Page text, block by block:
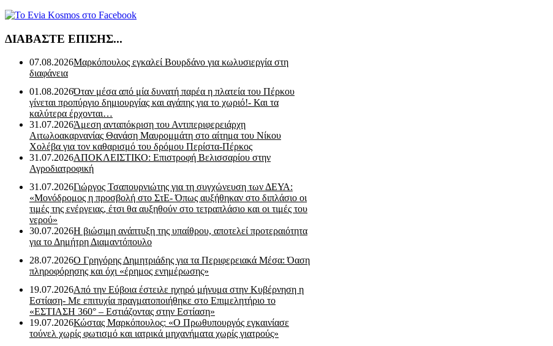
ΔΙΑΒΑΣΤΕ ΕΠΙΣΗΣ...
07.08.2026Μαρκόπουλος εγκαλεί Βουρδάνο για κωλυσιεργία στη
διαφάνεια
01.08.2026Όταν μέσα από μία δυνατή παρέα η πλατεία του Πέρκου
γίνεται προπύργιο δημιουργίας και αγάπης για το χωριό!- Και τα
καλύτερα έρχονται…
31.07.2026Άμεση ανταπόκριση του Αντιπεριφερειάρχη
Αιτωλοακαρνανίας Θανάση Μαυρομμάτη στο αίτημα του Νίκου
Χολέβα για τον καθαρισμό του δρόμου Περίστα-Πέρκος
31.07.2026ΑΠΟΚΛΕΙΣΤΙΚΟ: Επιστροφή Βελισσαρίου στην
Αγροδιατροφική
31.07.2026Γιώργος Τσαπουρνιώτης για τη συγχώνευση των ΔΕΥΑ:
«Μονόδρομος η προσβολή στο ΣτΕ- Όπως αυξήθηκαν στο διπλάσιο οι
τιμές της ενέργειας, έτσι θα αυξηθούν στο τετραπλάσιο και οι τιμές του
νερού»
30.07.2026Η βιώσιμη ανάπτυξη της υπαίθρου, αποτελεί προτεραιότητα
για το Δημήτρη Διαμαντόπουλο
28.07.2026Ο Γρηγόρης Δημητριάδης για τα Περιφερειακά Μέσα: Όαση
πληροφόρησης και όχι «έρημος ενημέρωσης»
19.07.2026Από την Εύβοια έστειλε ηχηρό μήνυμα στην Κυβέρνηση η
Εστίαση- Με επιτυχία πραγματοποιήθηκε στο Επιμελητήριο το
«ΕΣΤΙΑΣΗ 360° – Εστιάζοντας στην Εστίαση»
19.07.2026Κώστας Μαρκόπουλος: «Ο Πρωθυπουργός εγκαινίασε
τούνελ χωρίς φωτισμό και ιατρικά μηχανήματα χωρίς γιατρούς»